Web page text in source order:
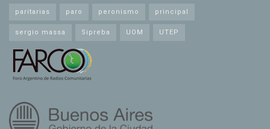
paritarias paro peronismo principal
sergio massa Sipreba UOM UTEP